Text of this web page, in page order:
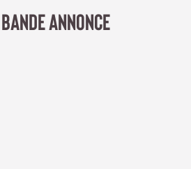
BANDE ANNONCE